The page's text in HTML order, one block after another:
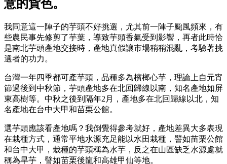
意的貨色。
我同意這一陣子的芋頭不好挑選，尤其前一陣子颱風頻來，有
些農民事先修剪了芋葉，導致芋頭香氣受到影響，再者此時恰
是南北芋頭產地交接時，產地真假讓市場稍稍混亂，考驗著挑
選者的功力。
台灣一年四季都可產芋頭，品種多為檳榔心芋，理論上自元宵
節過後到中秋節，芋頭產地多在北回歸線以南，知名產地如屏
東高樹等。中秋之後到隔年2月，產地多在北回歸線以北，知
名產地在台中大甲和苗栗公館。
選芋頭應該看產地嗎？我倒覺得參考就好，產地差異大多表現
在栽種方式，通常平地水源充足能以水田栽種，譬如苗栗公館
和台中大甲，栽種的芋頭稱為水芋，反之在山區缺乏水源處就
稱為旱芋，譬如苗栗後龍和高雄甲仙等地。